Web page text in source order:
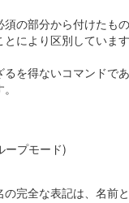
の部分から付けた
により区別していま
を得ないコマンド
ープモード)
完全な表記は、名前